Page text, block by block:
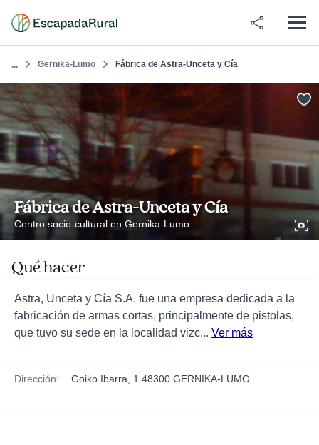
... Gernika-Lumo Fábrica de Astra-Unceta y Cía
Fábrica de Astra-Unceta y Cía
Centro socio-cultural en Gernika-Lumo
Qué hacer
Astra, Unceta y Cía S.A. fue una empresa dedicada a la
fabricación de armas cortas, principalmente de pistolas,
que tuvo su sede en la localidad vizc... Ver más
Dirección: Goiko Ibarra, 1 48300 GERNIKA-LUMO